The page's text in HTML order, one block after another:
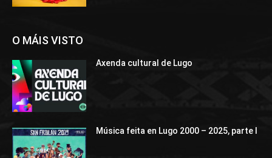
O MÁIS VISTO
Axenda cultural de Lugo
Música feita en Lugo 2000 – 2025, parte I